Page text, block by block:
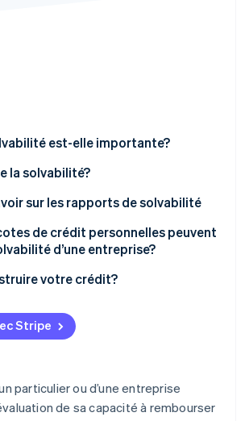
2026
est-elle importante?
la solvabilité?
sur les rapports de solvabilité
rapport de solvabilité
rapport de solvabilité
de crédit personnelles peuvent
d’une entreprise?
votre crédit?
Stripe
particulier ou d’une entreprise
de sa capacité à rembourser